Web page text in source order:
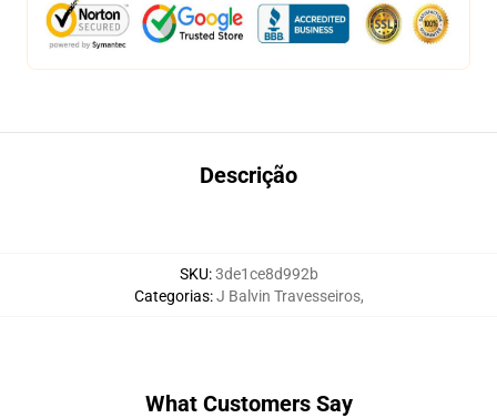
Descrição
SKU:3de1ce8d992b
Categorias:J Balvin Travesseiros,
What Customers Say